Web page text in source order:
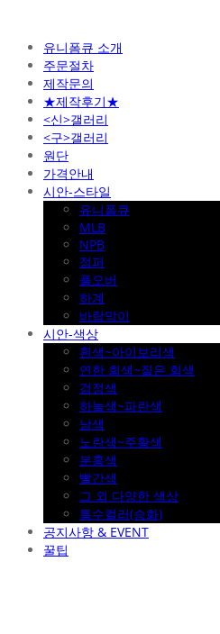
유니폼큐 소개
주문절차
제작문의
★제작후기★
<신>갤러리
<구>갤러리
원단
가격안내
시안-스타일
유니폼큐
MLB
NPB
점퍼
풀오버
하계
바람막이
시안-색상
흰색~아이보리색
연한 회색~짙은 회색
검정색
하늘색~파란색
남색
노란색~주황색
분홍색
빨간색
그 외 다양한 색상
특수컬러(승화)
공지사항 & EVENT
꿀팁